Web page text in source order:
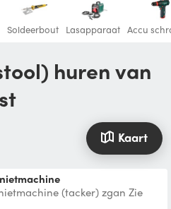
Soldeerbout Lasapparaat Accu
Kaart
(tacker) zgan Zie